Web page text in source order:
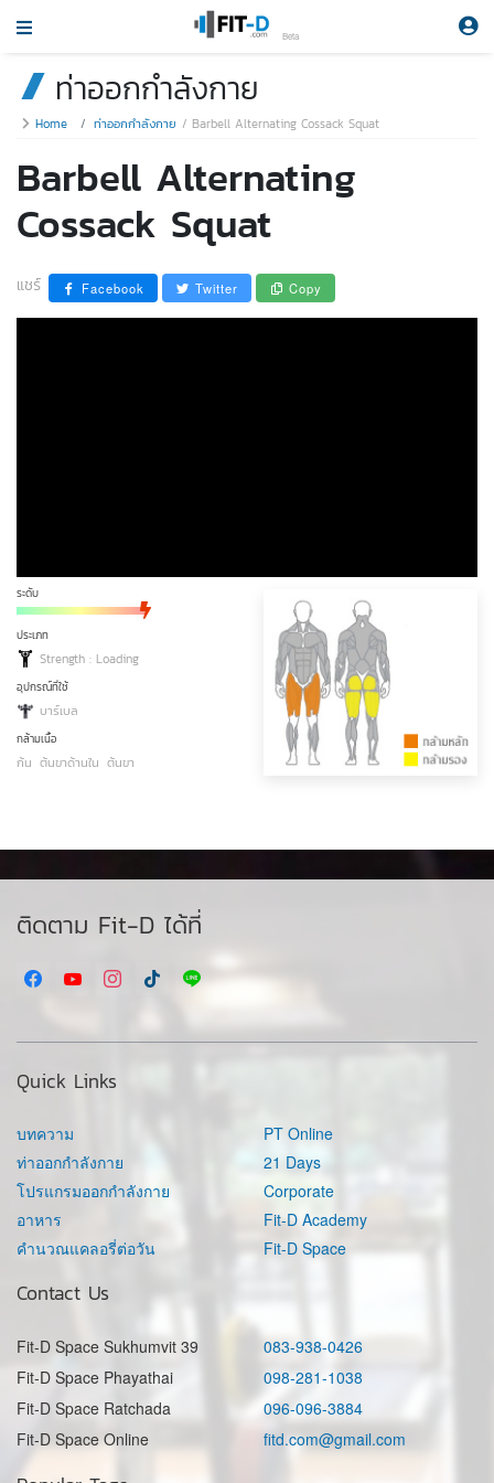
Beta
ท่าออกกำลังกาย
Home ท่าออกกำลังกาย Barbell Alternating Cossack Squat
Barbell Alternating
Cossack Squat
แชร์ Facebook Twitter Copy
ระดับ
ประเภท
Strength : Loading
อุปกรณ์ที่ใช้
บาร์เบล
กล้ามเนื้อ
ก้น ต้นขาด้านใน ต้นขา
ติดตาม Fit-D ได้ที่
Quick Links
บทความ
ท่าออกกำลังกาย
โปรแกรมออกกำลังกาย
อาหาร
คำนวณแคลอรี่ต่อวัน
PT Online
21 Days
Corporate
Fit-D Academy
Fit-D Space
Contact Us
Fit-D Space Sukhumvit 39
083-938-0426
Fit-D Space Phayathai
098-281-1038
Fit-D Space Ratchada
096-096-3884
Fit-D Space Online
fitd.com@gmail.com